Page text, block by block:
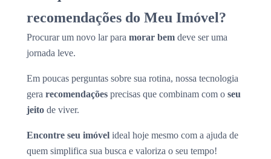
recomendações do Meu Imóvel?
Procurar um novo lar para morar bem deve ser uma
jornada leve.
Em poucas perguntas sobre sua rotina, nossa tecnologia
gera recomendações precisas que combinam com o seu
jeito de viver.
Encontre seu imóvel ideal hoje mesmo com a ajuda de
quem simplifica sua busca e valoriza o seu tempo!